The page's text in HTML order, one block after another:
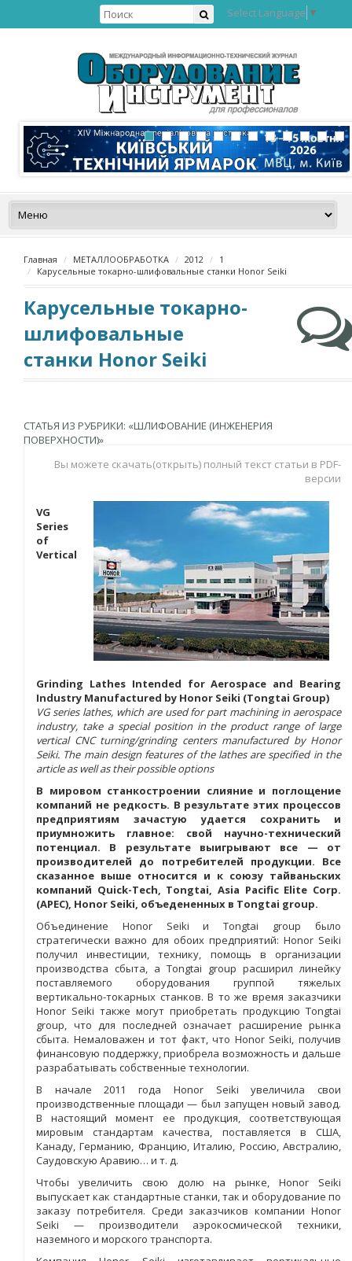
Select Language ▼
Главная МЕТАЛЛООБРАБОТКА 2012
1
Карусельные токарно-шлифовальные станки Honor Seiki
Карусельные токарно-
шлифовальные
станки Honor Seiki
СТАТЬЯ ИЗ РУБРИКИ: «ШЛИФОВАНИЕ (ИНЖЕНЕРИЯ
ПОВЕРХНОСТИ)»
Вы можете скачать(открыть) полный текст статьи в PDF-
версии
VG
Series
of
Vertical
Grinding Lathes Intended for Aerospace and Bearing
Industry Manufactured by Honor Seiki (Tongtai Group)
VG series lathes, which are used for part machining in aerospace
industry, take a special position in the product range of large
vertical CNC turning/grinding centers manufactured by Honor
Seiki. The main design features of the lathes are specified in the
article as well as their possible options
В мировом станкостроении слияние и поглощение
компаний не редкость. В результате этих процессов
предприятиям зачастую удается сохранить и
приумножить главное: свой научно-технический
потенциал. В результате выигрывают все — от
производителей до потребителей продукции. Все
сказанное выше относится и к союзу тайваньских
компаний Quick-Tech, Tongtai, Asia Pacific Elite Corp.
(APEC), Honor Seiki, объедененных в Tongtai group.
Объединение Honor Seiki и Tongtai group было
стратегически важно для обоих предприятий: Honor Seiki
получил инвестиции, технику, помощь в организации
производства сбыта, а Tongtai group расширил линейку
поставляемого оборудования группой тяжелых
вертикально-токарных станков. В то же время заказчики
Honor Seiki также могут приобретать продукцию Tongtai
group, что для последней означает расширение рынка
сбыта. Немаловажен и тот факт, что Honor Seiki, получив
финансовую поддержку, приобрела возможность и дальше
разрабатывать собственные технологии.
В начале 2011 года Honor Seiki увеличила свои
производственные площади — был запущен новый завод.
В настоящий момент ее продукция, соответствующая
мировым стандартам качества, поставляется в США,
Канаду, Германию, Францию, Италию, Россию, Австралию,
Саудовскую Аравию… и т. д.
Чтобы увеличить свою долю на рынке, Honor Seiki
выпускает как стандартные станки, так и оборудование по
заказу потребителя. Среди заказчиков компании Honor
Seiki — производители аэрокосмической техники,
наземного и морского транспорта.